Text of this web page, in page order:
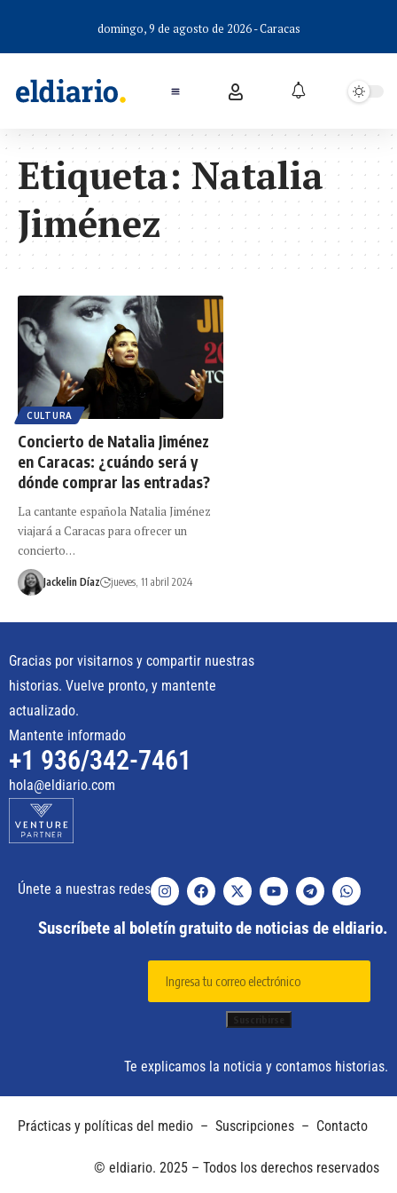
domingo, 9 de agosto de 2026 - Caracas
Etiqueta: Natalia
Jiménez
CULTURA
Concierto de Natalia Jiménez
en Caracas: ¿cuándo será y
dónde comprar las entradas?
La cantante española Natalia Jiménez
viajará a Caracas para ofrecer un
concierto…
Jackelin Díaz jueves, 11 abril 2024
Gracias por visitarnos y compartir nuestras
historias. Vuelve pronto, y mantente
actualizado.
Mantente informado
+1 936/342-7461
hola@eldiario.com
Únete a nuestras redes
Suscríbete al boletín gratuito de noticias de eldiario.
Te explicamos la noticia y contamos historias.
Prácticas y políticas del medio – Suscripciones – Contacto
© eldiario. 2025 – Todos los derechos reservados